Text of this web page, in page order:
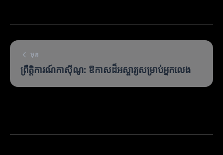
មុន
ព្រឹត្តិការណ៍កាស៊ីណូ: ឱកាសដ៏អស្ចារ្យសម្រាប់អ្នកលេង